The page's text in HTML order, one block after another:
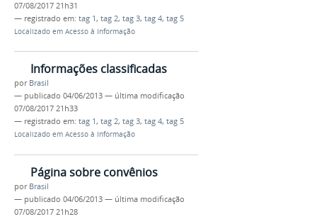
07/08/2017 21h31
— registrado em: tag 1, tag 2, tag 3, tag 4, tag 5
Localizado em Acesso à Informação
Informações classificadas
por Brasil
— publicado 04/06/2013 — última modificação
07/08/2017 21h33
— registrado em: tag 1, tag 2, tag 3, tag 4, tag 5
Localizado em Acesso à Informação
Página sobre convênios
por Brasil
— publicado 04/06/2013 — última modificação
07/08/2017 21h28